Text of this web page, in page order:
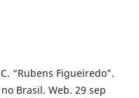
“Rubens Figueiredo”.
Brasil. Web. 29 sep